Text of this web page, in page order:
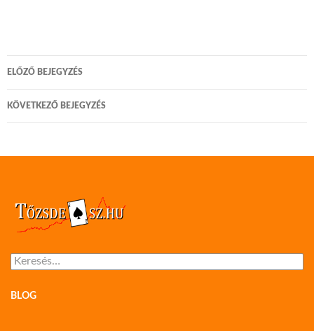
Bejegyzés
navigáció
ELŐZŐ BEJEGYZÉS
KÖVETKEZŐ BEJEGYZÉS
Keresés:
BLOG